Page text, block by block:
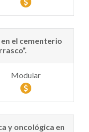
el cementerio
y oncológica en